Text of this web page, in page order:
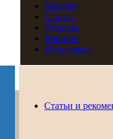
Модули
Статьи
Отзывы
Кабинет
Поддержка
Статьи и